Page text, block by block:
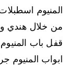
المنيوم
من خلال هندي
قفل باب
ابواب المنيوم